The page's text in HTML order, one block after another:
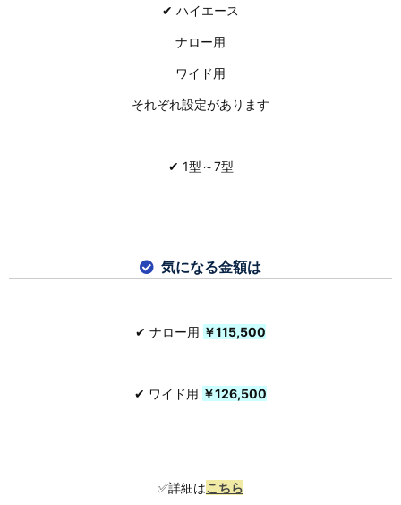
✔ ハイエース
ナロー用
ワイド用
それぞれ設定があります
✔ 1型～7型
気になる金額は
✔ ナロー用 ￥115,500
✔ ワイド用 ￥126,500
✅詳細はこちら